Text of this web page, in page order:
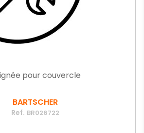
pour couvercle
BARTSCHER
Ref. BR026722